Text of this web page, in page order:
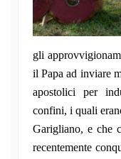
gli
il Papa ad inviare
apostolici per
confini, i quali
Garigliano, e che
recentemente